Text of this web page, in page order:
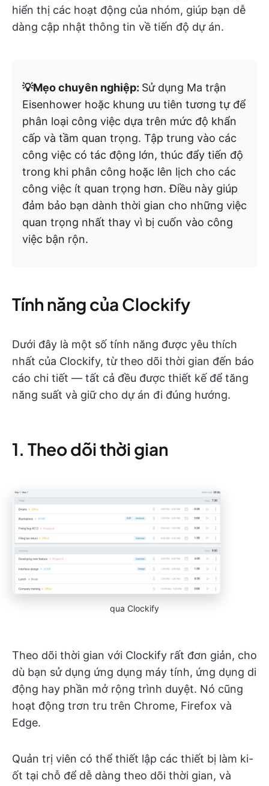
hiển thị các hoạt động của nhóm, giúp bạn dễ
dàng cập nhật thông tin về tiến độ dự án.
💡Mẹo chuyên nghiệp: Sử dụng Ma trận
Eisenhower hoặc khung ưu tiên tương tự để
phân loại công việc dựa trên mức độ khẩn
cấp và tầm quan trọng. Tập trung vào các
công việc có tác động lớn, thúc đẩy tiến độ
trong khi phân công hoặc lên lịch cho các
công việc ít quan trọng hơn. Điều này giúp
đảm bảo bạn dành thời gian cho những việc
quan trọng nhất thay vì bị cuốn vào công
việc bận rộn.
Tính năng của Clockify
Dưới đây là một số tính năng được yêu thích
nhất của Clockify, từ theo dõi thời gian đến báo
cáo chi tiết — tất cả đều được thiết kế để tăng
năng suất và giữ cho dự án đi đúng hướng.
1. Theo dõi thời gian
qua Clockify
Theo dõi thời gian với Clockify rất đơn giản, cho
dù bạn sử dụng ứng dụng máy tính, ứng dụng di
động hay phần mở rộng trình duyệt. Nó cũng
hoạt động trơn tru trên Chrome, Firefox và
Edge.
Quản trị viên có thể thiết lập các thiết bị làm ki-
ốt tại chỗ để dễ dàng theo dõi thời gian, và